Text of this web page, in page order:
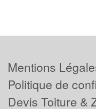
Mentions
Politique de
Devis Toiture &